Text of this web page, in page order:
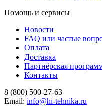
Помощь и сервисы
Новости
FAQ или частые
Оплата
Доставка
Партнёрская
Контакты
8 (800) 500-27-63
Email: info@hi-tehnika.ru